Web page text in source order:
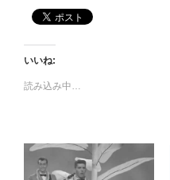
いいね:
読み込み中…